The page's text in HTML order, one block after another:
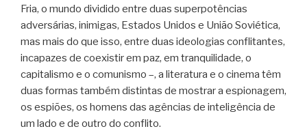
Fria, o mundo dividido entre duas superpotências
adversárias, inimigas, Estados Unidos e União Soviética,
mas mais do que isso, entre duas ideologias conflitantes,
incapazes de coexistir em paz, em tranquilidade, o
capitalismo e o comunismo –, a literatura e o cinema têm
duas formas também distintas de mostrar a espionagem,
os espiões, os homens das agências de inteligência de
um lado e de outro do conflito.